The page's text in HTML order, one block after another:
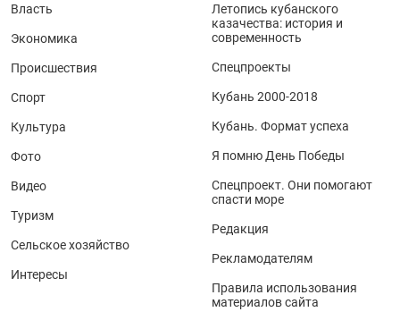
Власть
Экономика
Происшествия
Спорт
Культура
Фото
Видео
Туризм
Сельское хозяйство
Интересы
Летопись кубанского
казачества: история и
современность
Спецпроекты
Кубань 2000-2018
Кубань. Формат успеха
Я помню День Победы
Спецпроект. Они помогают
спасти море
Редакция
Рекламодателям
Правила использования
материалов сайта